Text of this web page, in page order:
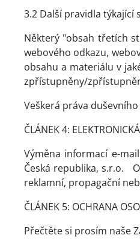
3.2 Další pravidla
Některý "obsah třetích
webového odkazu,
obsahu a materiálu v
zpřístupněny/
Veškerá práva
ČLÁNEK 4:
Výměna informací e-
Česká republika, s.r.o.
reklamní, propagační
ČLÁNEK 5: OCHRANA
Přečtěte si prosím naše